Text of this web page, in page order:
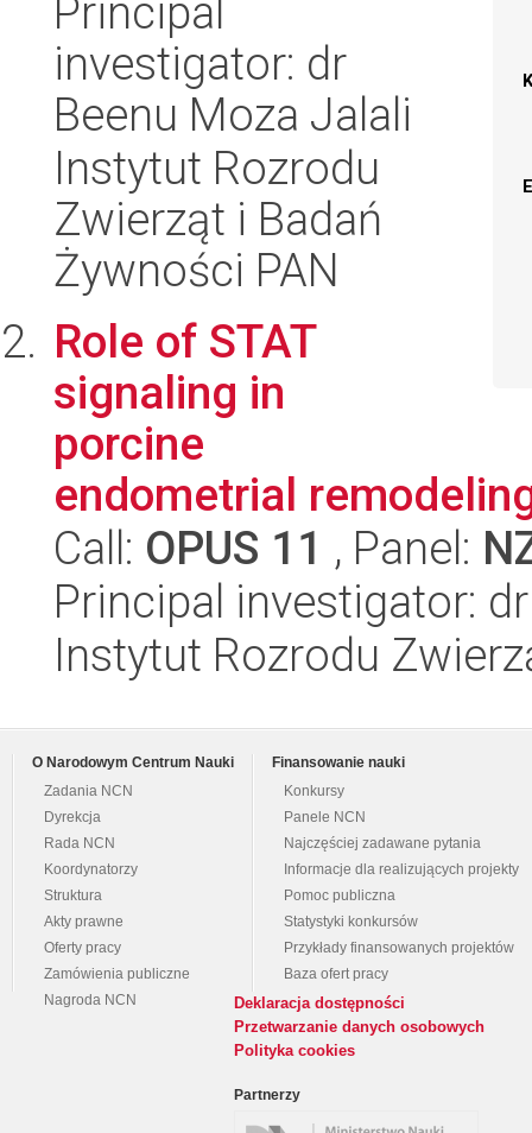
Principal
investigator: dr
Beenu Moza Jalali
Instytut Rozrodu
Zwierząt i Badań
Żywności PAN
Role of STAT
signaling in
porcine
endometrial
Call: OPUS 11 , Panel:
Principal investigator:
Instytut Rozrodu
O Narodowym Centrum Nauki
Zadania NCN
Dyrekcja
Rada NCN
Koordynatorzy
Struktura
Akty prawne
Oferty pracy
Zamówienia publiczne
Nagroda NCN
Finansowanie nauki
Konkursy
Panele NCN
Najczęściej zadawane pytania
Informacje dla realizujących projekty
Pomoc publiczna
Statystyki konkursów
Przykłady finansowanych projektów
Baza ofert pracy
Deklaracja dostępności
Przetwarzanie danych osobowych
Polityka cookies
Partnerzy